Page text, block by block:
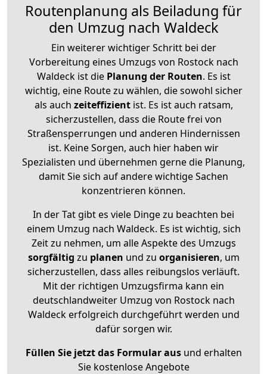
Routenplanung als Beiladung für
den Umzug nach Waldeck
Ein weiterer wichtiger Schritt bei der
Vorbereitung eines Umzugs von Rostock nach
Waldeck ist diePlanung der Routen. Es ist
wichtig, eine Route zu wählen, die sowohl sicher
als auch zeiteffizientist. Es ist auch ratsam,
sicherzustellen, dass die Route frei von
Straßensperrungen und anderen Hindernissen
ist. Keine Sorgen, auch hier haben wir
Spezialisten und übernehmen gerne die Planung,
damit Sie sich auf andere wichtige Sachen
konzentrieren können.
In der Tat gibt es viele Dinge zu beachten bei
einem Umzug nach Waldeck. Es ist wichtig, sich
Zeit zu nehmen, um alle Aspekte des Umzugs
sorgfältig zu planen und zu organisieren, um
sicherzustellen, dass alles reibungslos verläuft.
Mit der richtigen Umzugsfirma kann ein
deutschlandweiter Umzug von Rostock nach
Waldeck erfolgreich durchgeführt werden und
dafür sorgen wir.
Füllen Sie jetzt das Formular ausund erhalten
Sie kostenlose Angebote